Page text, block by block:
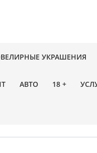
УКРАШЕНИЯ
АВТО 18 +